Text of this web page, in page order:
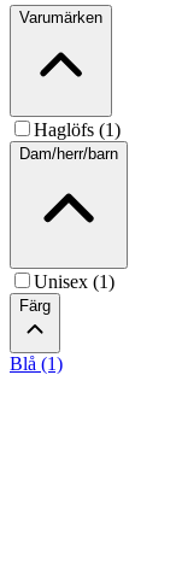
Varumärken
Haglöfs (1)
Dam/herr/barn
Unisex (1)
Färg
Blå (1)